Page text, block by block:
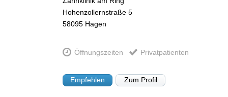
Hohenzollernstraße 5
58095 Hagen
Öffnungszeiten Privatpatienten
Empfehlen Zum Profil